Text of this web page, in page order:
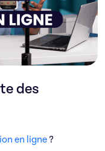
des
en ligne ?